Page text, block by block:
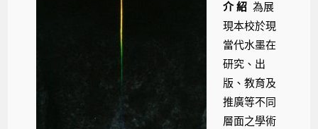
介 紹為展
現本校於現
當代水墨在
研究、出
版、教育及
推廣等不同
層面之學術